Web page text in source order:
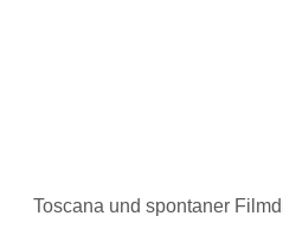
Toscana und spontaner